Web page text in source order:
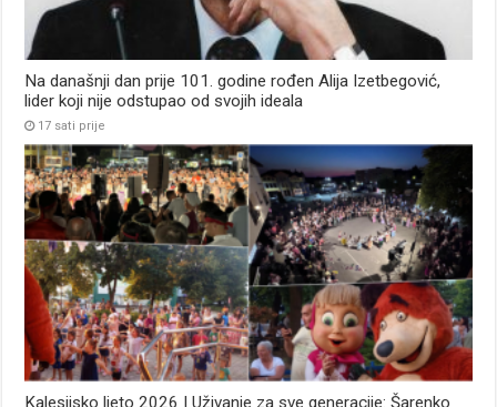
Na današnji dan prije 101. godine rođen Alija Izetbegović,
lider koji nije odstupao od svojih ideala
17 sati prije
Kalesijsko ljeto 2026 | Uživanje za sve generacije: Šarenko